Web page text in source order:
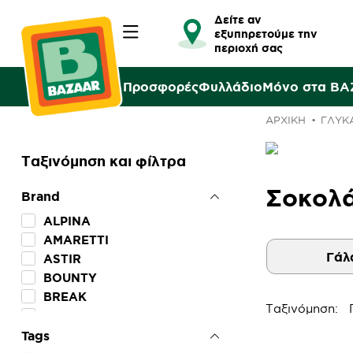
Δείτε αν
εξυπηρετούμε την
περιοχή σας
ΠροσφορέςΦυλλάδιοΜόνο στα
Ταξινόμηση και φίλτρα
Tags
Brand
ALPINA
AMARETTI
ASTIR
BOUNTY
BREAK
CRUNCH
ΑΡΧΙΚΉ
Ταξινόμηση: